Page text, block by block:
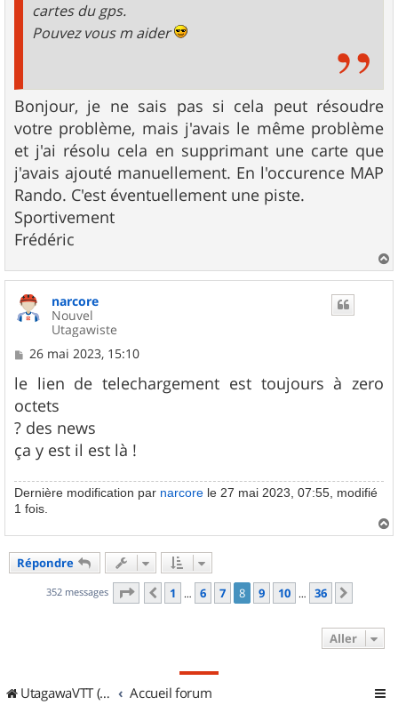
cartes du gps.
Pouvez vous m aider
Bonjour, je ne sais pas si cela peut résoudre
votre problème, mais j'avais le même problème
et j'ai résolu cela en supprimant une carte que
j'avais ajouté manuellement. En l'occurence MAP
Rando. C'est éventuellement une piste.
Sportivement
Frédéric
a
narcore
Nouvel
Utagawiste
M
s
s
a
g
e
26 mai 2023, 15:10
le lien de telechargement est toujours à zero
octets
? des news
ça y est il est là !
Dernière modification par narcore le 27 mai 2023, 07:55, modifié
1 fois.
a
Répondre
352 messages Page 8sur 36
Précédent
1 … 6 7 8 9 10 … 36
Aller
UtagawaVTT (Randos VTT et VTTAE avec traces GPS) Accueil forum